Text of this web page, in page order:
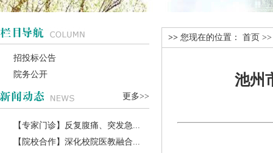
招投标公告
院务公开
更多>>
【专家门诊】反复腹痛、突发急...
【院校合作】深化校院医教融合...
>> 您现在的位置： 首页
池州